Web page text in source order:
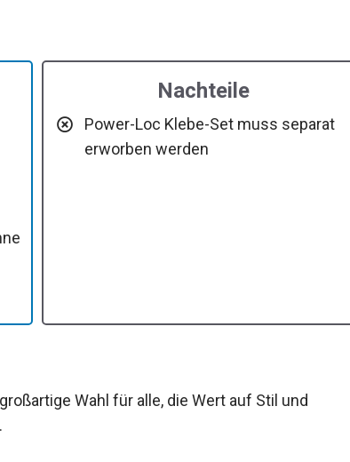
Nachteile
Power-Loc Klebe-Set muss separat
erworben werden
Wahl für alle, die Wert auf Stil und